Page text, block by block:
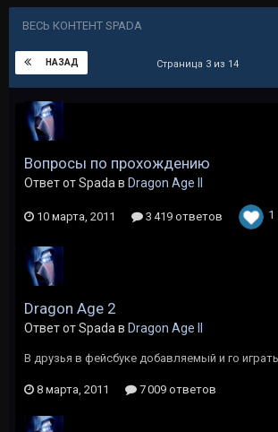
ВЕСЬ КОНТЕНТ SPADA
НАЗАД Страница 3 из 14
Вопросы по прохождению
Ответ от Spada в Dragon Age II
10 марта, 2011 3 419 ответов 1
Dragon Age 2
Ответ от Spada в Dragon Age II
В друзья в фейсбуке добавляемый и го
8 марта, 2011 7 009 ответов